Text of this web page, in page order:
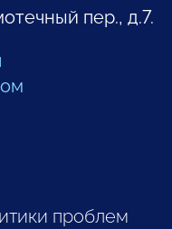
пер., д.7.
проблем